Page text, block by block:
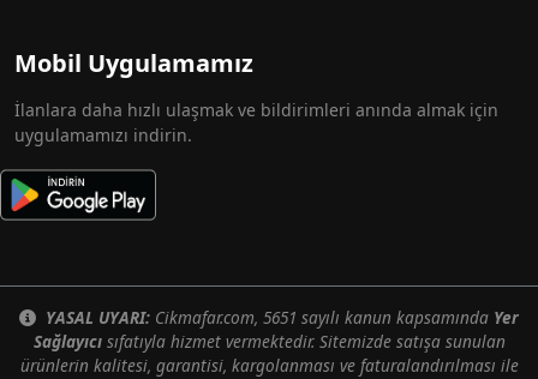
Mobil Uygulamamız
İlanlara daha hızlı ulaşmak ve bildirimleri anında almak için
uygulamamızı indirin.
YASAL UYARI: Cikmafar.com, 5651 sayılı kanun kapsamında Yer
Sağlayıcısıfatıyla hizmet vermektedir. Sitemizde satışa sunulan
ürünlerin kalitesi, garantisi, kargolanması ve faturalandırılması ile